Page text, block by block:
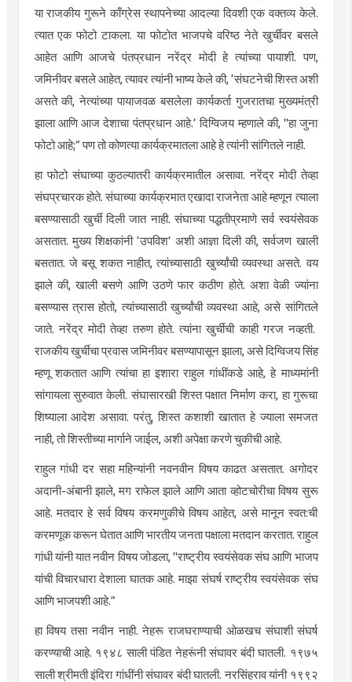
या राजकीय गुरूने काँग्रेस स्थापनेच्या आदल्यादिवशी एक वक्तव्य केले.
त्यात एकफोटोटाकला. याफोटोत भाजपचेवरिष्ठ नेते खुर्चीवर बसले
आहेत आणि आजचे पंतप्रधान नरेंद्र मोदी हे त्यांच्या पायाशी. पण,
जमिनीवर बसले आहेत, त्यावर त्यांनी भाष्य केले की, ‘संघटनेची शिस्त अशी
असते की, नेत्यांच्या पायाजवळ बसलेला कार्यकर्ता गुजरातचा मुख्यमंत्री
झाला आणि आज देशाचा पंतप्रधान आहे.’ दिग्विजय म्हणाले की, "हा जुना
फोटोआहे;” पण तो कोणत्या कार्यक्रमातला आहे हे त्यांनीसांगितलेनाही.
हाफोटोसंघाच्याकुठल्यातरीकार्यक्रमातील असावा. नरेंद्र मोदी तेव्हा
संघप्रचारकहोते. संघाच्या कार्यक्रमात एखादाराजनेताआहे म्हणून त्याला
बसण्यासाठी खुर्ची दिली जात नाही. संघाच्या पद्धतीप्रमाणे सर्व स्वयंसेवक
असतात. मुख्य शिक्षकांनी ‘उपविश’ अशी आज्ञा दिली की,सर्वजणखाली
बसतात. जे बसू शकत नाहीत, त्यांच्यासाठी खुर्च्यांची व्यवस्था असते. वय
झाले की, खाली बसणे आणि उठणे फार कठीण होते. अशा वेळी ज्यांना
बसण्यास त्रास होतो, त्यांच्यासाठी खुर्च्यांची व्यवस्था आहे, असेसांगितले
जाते. नरेंद्र मोदी तेव्हा तरुण होते. त्यांना खुर्चीची काही गरज नव्हती.
राजकीय खुर्चीचा प्रवास जमिनीवर बसण्यापासून झाला, असे दिग्विजय सिंह
म्हणू शकतात आणि त्यांचा हा इशारा राहुलगांधींकडेआहे, हे माध्यमांनी
सांगायला सुरुवात केली. संघासारखी शिस्त पक्षात निर्माण करा, हा गुरूचा
शिष्याला आदेश असावा. परंतु, शिस्त कशाशी खातात हे ज्याला समजत
नाही, तो शिस्तीच्या मार्गाने जाईल, अशी अपेक्षा करणे चुकीची आहे.
राहुल गांधी दर सहा महिन्यांनीनवनवीनविषय काढत असतात. अगोदर
अदानी-अंबानीझाले, मगराफेलझाले आणि आताव्होटचोरीचाविषय सुरू
आहे. मतदार हे सर्व विषय करमणुकीचे विषय आहेत, असे मानून स्वत:ची
करमणूक करून घेतात आणि भारतीय जनता पक्षाला मतदान करतात. राहुल
गांधी यांनी यात नवीन विषय जोडला, "राष्ट्रीय स्वयंसेवक संघ आणि भाजप
यांचीविचारधारादेशाला घातक आहे. माझा संघर्ष राष्ट्रीय स्वयंसेवक संघ
आणिभाजपशीआहे.”
हा विषय तसा नवीन नाही. नेहरू राजघराण्याची ओळखच संघाशी संघर्ष
करण्याची आहे. १९४८ साली पंडितनेहरूंनीसंघावर बंदीघातली. १९७५
साली श्रीमती इंदिरागांधींनीसंघावर बंदीघातली.नरसिंहरावयांनी १९९२